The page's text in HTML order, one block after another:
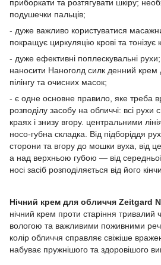
приборкати та розтягувати шкіру;
подушечки пальців;
- дуже важливо користуватися
покращує циркуляцію крові та тонізує
- дуже ефективні поплескувальні
наносити Наноголд силк денний крем
пілінгу та очисних масок;
- є одне основне правило, яке треба
розподілу засобу на обличчі: всі рухи
краях і знизу вгору. центральними
носо-губна складка. Від підборіддя
сторони та вгору до мошки вуха, від
а над верхньою губою — від середньої
носі засіб розподіляється від його
Нічний крем для обличчя Zeitgard
нічний крем проти старіння тривалий
вологою та важливими поживними
колір обличчя справляє свіжіше
набуває пружнішого та здоровішого